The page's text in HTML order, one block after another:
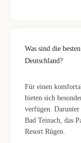
Was sind die
Deutschland?
Für einen
bieten sich
verfügen.
Bad Teinach, das
Resort Rügen.